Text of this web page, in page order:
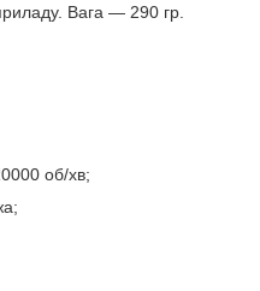
Вага — 290 гр.
об/хв;